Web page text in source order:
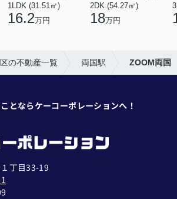
1LDK (31.51㎡)
16.2万円
2DK (54.27㎡)
18万円
の不動産一覧 両国駅 ZOOM両国
とならケーコーポレーションへ！
丁目33-19